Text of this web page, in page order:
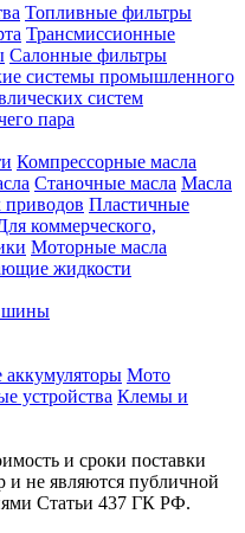
Топливные фильтры
Трансмиссионные
Салонные фильтры
системы промышленного
систем
пара
Компрессорные масла
Станочные масла Масла
Пластичные
коммерческого,
Моторные масла
жидкости
шины
аккумуляторы Мото
устройства Клемы и
и сроки поставки
не являются публичной
Статьи 437 ГК РФ.